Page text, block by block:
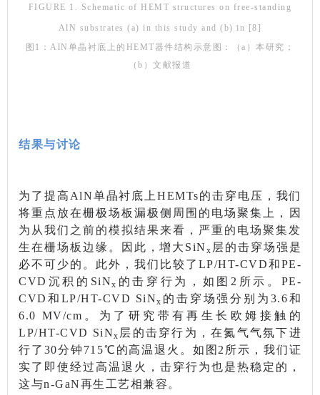
FIGURE 1. Schematic of HEMT structures on free-standing
AlN substrates (a) in this study and (b) in [8]
图1：AlN单晶衬底上的HEMT器件结构示意图：（a）本研究；
（b）文献报道
结果与讨论
为了提高AlN单晶衬底上HEMTs的击穿电压，我们
将重点放在栅极场板漏极侧周围的电场聚集上，
因
为从我们之前的模拟结果来看，严重的电场聚集发
生在栅场板边缘。
因此，增大SiN x 层的击穿场强是
必不可少的。此外，我们比较了LP/HT-CVD和PE-
CVD沉积的SiNx 的击穿行为，如图2所示。PE-
CVD和LP/HT-CVD SiNx 的击穿场强分别为3.6和
6.0 MV/cm。为了研究带有再生长欧姆接触的
LP/HT-CVD SiNx 层的击穿行为，在氮气气氛下进
行了30分钟715℃的高温退火。如图2所示，我们证
实了即使经过高温退火，击穿行为也是热稳定的，
这与n-GaN再生工艺相兼容。